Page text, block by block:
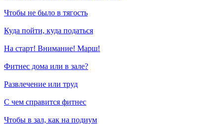
Чтобы не было в тягость
Куда пойти, куда податься
На старт! Внимание! Марш!
Фитнес дома или в зале?
Развлечение или труд
С чем справится фитнес
Чтобы в зал, как на подиум